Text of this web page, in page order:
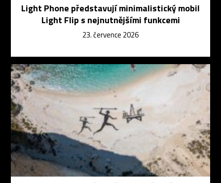
Light Phone představují minimalistický mobil
Light Flip s nejnutnějšími funkcemi
23. července 2026